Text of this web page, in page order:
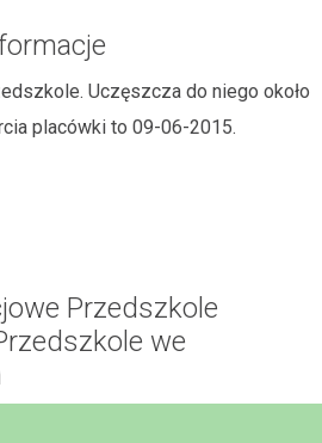
Uczęszcza do niego około
placówki to 09-06-2015.
Przedszkole
we